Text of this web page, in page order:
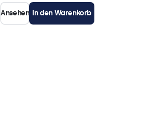
Ansehen In den Warenkorb